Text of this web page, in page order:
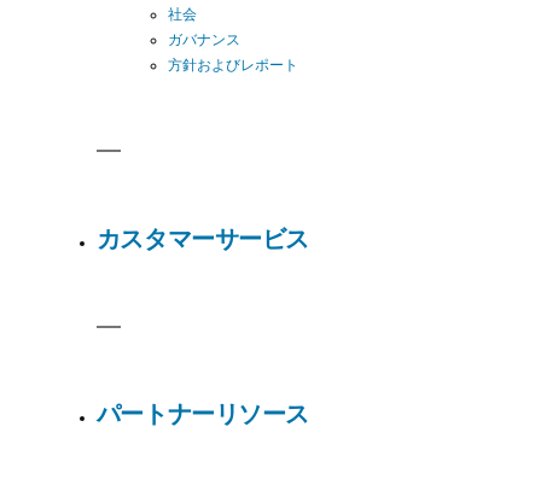
社会
ガバナンス
方針およびレポート
カスタマーサービス
パートナーリソース